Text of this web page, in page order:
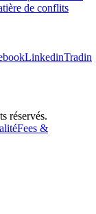
de conflits
LinkedinTradin
réservés.
Fees &